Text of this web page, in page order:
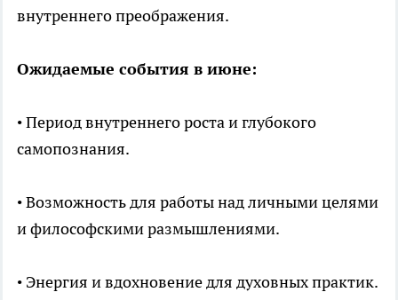
внутреннего преображения.
Ожидаемые события в июне:
• Период внутреннего роста и глубокого
самопознания.
• Возможность для работы над личными целями
и философскими размышлениями.
• Энергия и вдохновение для духовных практик.